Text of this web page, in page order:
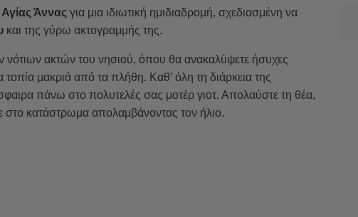
Αγίας Άννας για μια ιδιωτική ημιδιαδρομή, σχεδιασμένη να
και της γύρω ακτογραμμής της.
ακτών του νησιού, όπου θα ανακαλύψετε ήσυχες
τοπία μακριά από τα πλήθη. Καθ’ όλη τη διάρκεια της
πάνω στο πολυτελές σας μοτέρ γιοτ. Απολαύστε τη θέα,
κατάστρωμα απολαμβάνοντας τον ήλιο.